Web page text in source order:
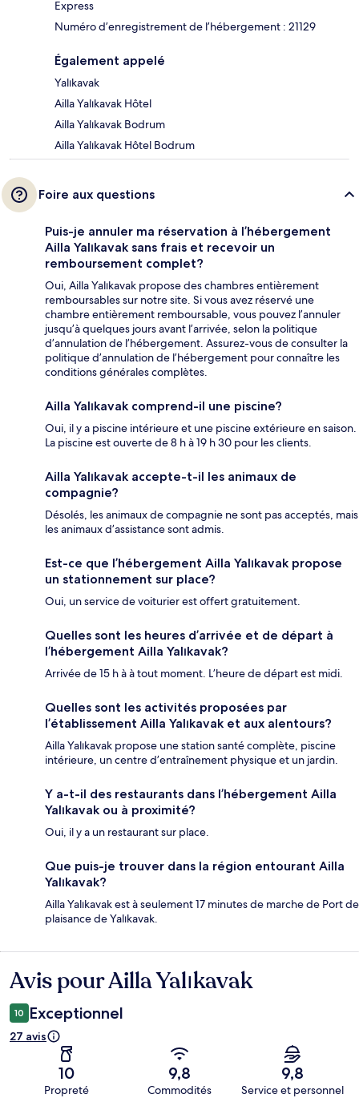
Express
Numéro d’enregistrement de l’hébergement : 21129
Également appelé
Yalıkavak
Ailla Yalıkavak Hôtel
Ailla Yalıkavak Bodrum
Ailla Yalıkavak Hôtel Bodrum
Foire aux questions
Puis-je annuler ma réservation à l’hébergement
Ailla Yalıkavak sans frais et recevoir un
remboursement complet?
Oui, Ailla Yalıkavak propose des chambres entièrement
remboursables sur notre site. Si vous avez réservé une
chambre entièrement remboursable, vous pouvez l’annuler
jusqu’à quelques jours avant l’arrivée, selon la politique
d’annulation de l’hébergement. Assurez-vous de consulter la
politique d’annulation de l’hébergement pour connaître les
conditions générales complètes.
Ailla Yalıkavak comprend-il une piscine?
Oui, il y a piscine intérieure et une piscine extérieure en saison.
La piscine est ouverte de 8 h à 19 h 30 pour les clients.
Ailla Yalıkavak accepte-t-il les animaux de
compagnie?
Désolés, les animaux de compagnie ne sont pas acceptés, mais
les animaux d’assistance sont admis.
Est-ce que l’hébergement Ailla Yalıkavak propose
un stationnement sur place?
Oui, un service de voiturier est offert gratuitement.
Quelles sont les heures d’arrivée et de départ à
l’hébergement Ailla Yalıkavak?
Arrivée de 15 h à à tout moment. L’heure de départ est midi.
Quelles sont les activités proposées par
l’établissement Ailla Yalıkavak et aux alentours?
Ailla Yalıkavak propose une station santé complète, piscine
intérieure, un centre d’entraînement physique et un jardin.
Y a-t-il des restaurants dans l’hébergement Ailla
Yalıkavak ou à proximité?
Oui, il y a un restaurant sur place.
Que puis-je trouver dans la région entourant Ailla
Yalıkavak?
Ailla Yalıkavak est à seulement 17 minutes de marche de Port de
plaisance de Yalıkavak.
Avis
Avis pour Ailla Yalıkavak
10 Exceptionnel
27 avis
10
Propreté
9,8
Commodités
9,8
Service et personnel